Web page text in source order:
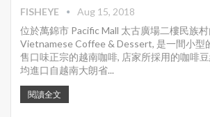
FISHEYE
Aug 15, 2018
位於萬錦市 Pacific Mall 太古廣場二樓民族
Vietnamese Coffee & Dessert, 是一間小型
售口味正宗的越南咖啡, 店家所採用的咖啡
均進口自越南大朗省...
閱讀全文